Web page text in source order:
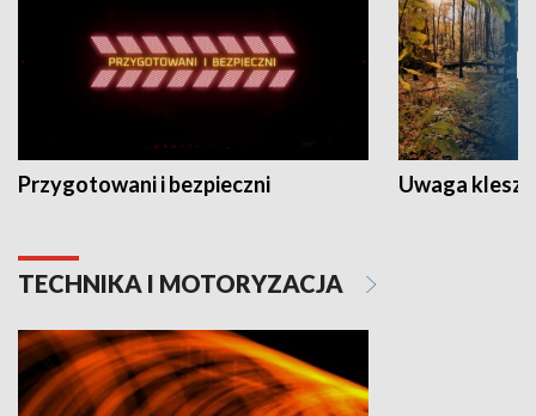
Przygotowani i bezpieczni Uwaga
TECHNIKA I MOTORYZACJA